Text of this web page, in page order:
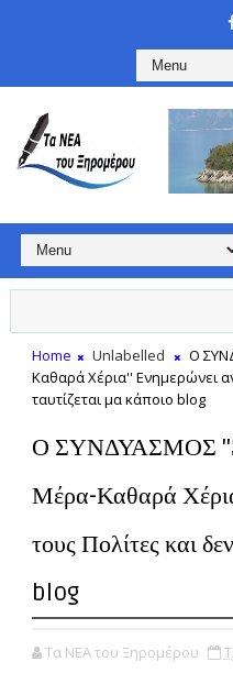
Home Unlabelled
Ο
Καθαρά Χέρια'' Ενημερώνει
ταυτίζεται μα κάποιο blog
Ο ΣΥΝΔΥΑΣΜΟΣ
Μέρα-Καθαρά
τους Πολίτες και
blog
Τα ΝΕΑ του Ξηρομέρου